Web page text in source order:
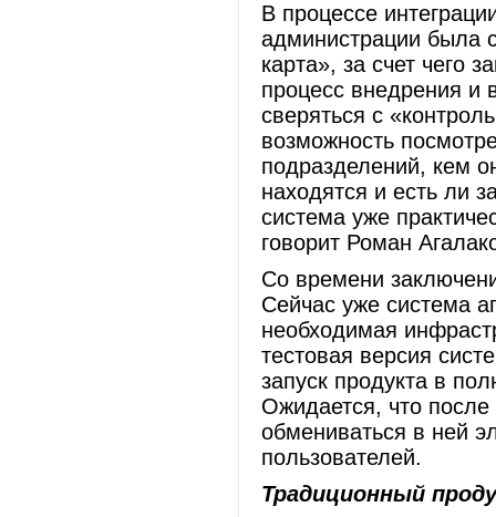
В процессе
администрации была
карта», за счет чего
процесс внедрения и
сверяться с
возможность
подразделений, кем
находятся и есть ли
система уже
говорит Роман
Со времени
Сейчас уже система
необходимая
тестовая версия
запуск продукта в
Ожидается, что после
обмениваться в ней
пользователей.
Традиционный